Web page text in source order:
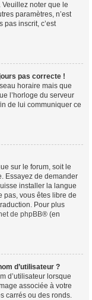
Veuillez noter que le
paramètres, n’est
pas inscrit, c’est
pas correcte !
horaire mais que
l’horloge du serveur
de lui communiquer ce
sur le forum, soit le
Essayez de demander
installer la langue
pas, vous êtes libre de
Pour plus
de phpBB® (en
d’utilisateur ?
d’utilisateur lorsque
associée à votre
carrés ou des ronds.